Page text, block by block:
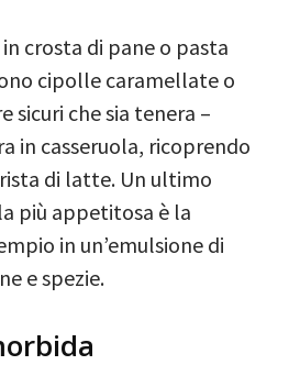
in crosta di pane o pasta
cipolle caramellate o
sicuri che sia tenera –
in casseruola, ricoprendo
di latte. Un ultimo
più appetitosa è la
in un’emulsione di
e spezie.